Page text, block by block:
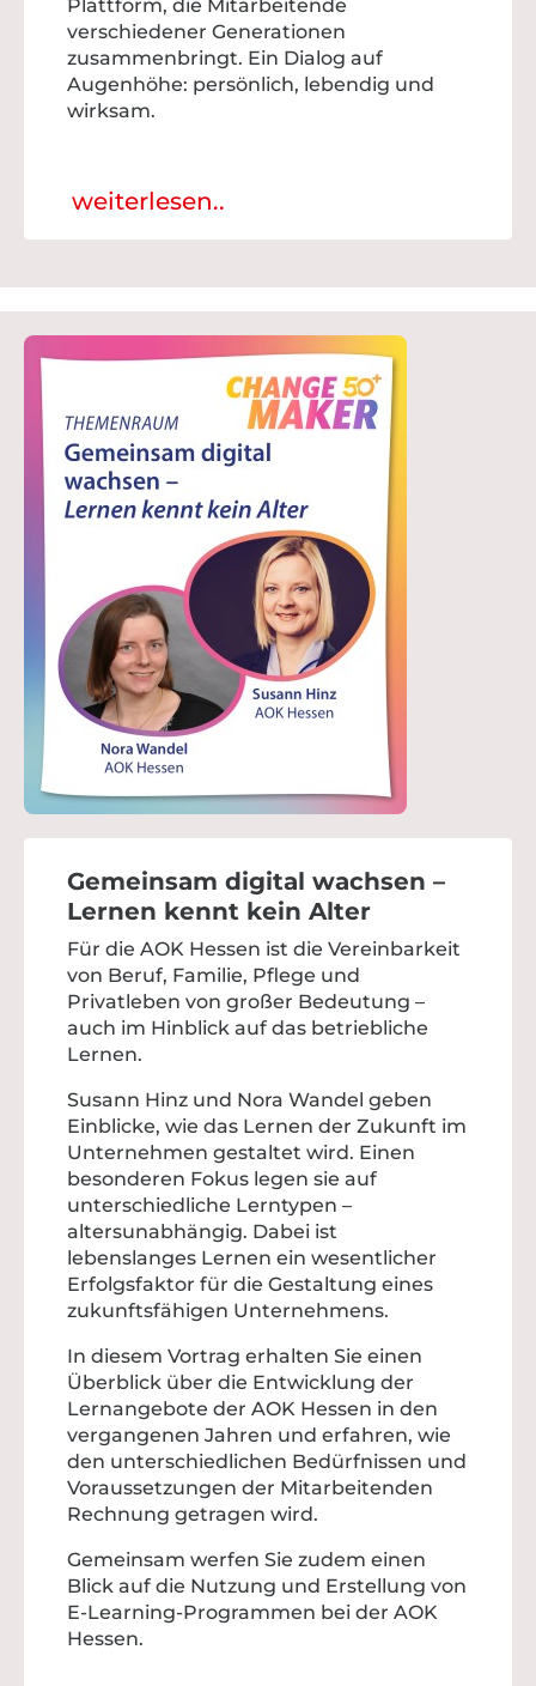
Plattform, die Mitarbeitende
verschiedener Generationen
zusammenbringt. Ein Dialog auf
Augenhöhe: persönlich, lebendig und
wirksam.
weiterlesen..
Gemeinsam digital wachsen –
Lernen kennt kein Alter
Für die AOK Hessen ist die Vereinbarkeit
von Beruf, Familie, Pflege und
Privatleben von großer Bedeutung –
auch im Hinblick auf das betriebliche
Lernen.
Susann Hinz und Nora Wandel geben
Einblicke, wie das Lernen der Zukunft im
Unternehmen gestaltet wird. Einen
besonderen Fokus legen sie auf
unterschiedliche Lerntypen –
altersunabhängig. Dabei ist
lebenslanges Lernen ein wesentlicher
Erfolgsfaktor für die Gestaltung eines
zukunftsfähigen Unternehmens.
In diesem Vortrag erhalten Sie einen
Überblick über die Entwicklung der
Lernangebote der AOK Hessen in den
vergangenen Jahren und erfahren, wie
den unterschiedlichen Bedürfnissen und
Voraussetzungen der Mitarbeitenden
Rechnung getragen wird.
Gemeinsam werfen Sie zudem einen
Blick auf die Nutzung und Erstellung von
E-Learning-Programmen bei der AOK
Hessen.